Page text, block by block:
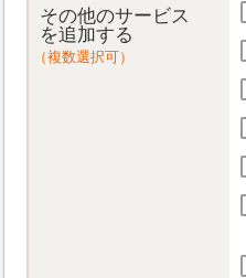
その他のサービス
を追加する
（複数選択可）